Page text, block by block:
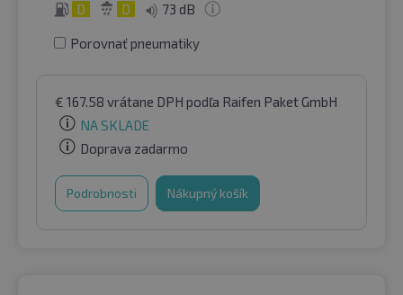
D D 73 dB
Porovnať pneumatiky
€ 167.58 vrátane DPH podľa Raifen Paket GmbH
NA SKLADE
Doprava zadarmo
Podrobnosti Nákupný košík